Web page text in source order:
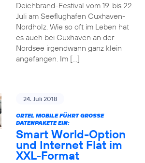
Deichbrand-Festival vom 19. bis 22.
Juli am Seeflughafen Cuxhaven-
Nordholz. Wie so oft im Leben hat
es auch bei Cuxhaven an der
Nordsee irgendwann ganz klein
angefangen. Im […]
24. Juli 2018
ORTEL MOBILE FÜHRT GROSSE D
ATENPAKETE EIN:
Smart World-Option
und Internet Flat im
XXL-Format